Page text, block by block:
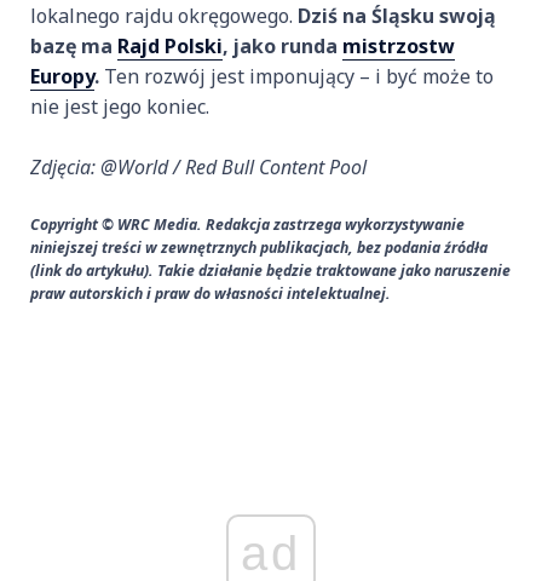
lokalnego rajdu okręgowego. Dziś na Śląsku swoją
bazę ma Rajd Polski, jako runda mistrzostw
Europy. Ten rozwój jest imponujący – i być może to
nie jest jego koniec.
Zdjęcia: @World / Red Bull Content Pool
Copyright © WRC Media. Redakcja zastrzega wykorzystywanie
niniejszej treści w zewnętrznych publikacjach, bez podania źródła
(link do artykułu). Takie działanie będzie traktowane jako naruszenie
praw autorskich i praw do własności intelektualnej.
ad